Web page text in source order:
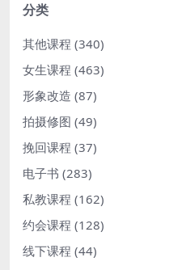
分类
其他课程 (340)
女生课程 (463)
形象改造 (87)
拍摄修图 (49)
挽回课程 (37)
电子书 (283)
私教课程 (162)
约会课程 (128)
线下课程 (44)